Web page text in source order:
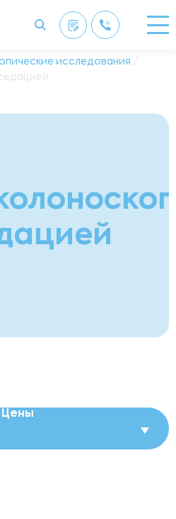
исследования /
Цены